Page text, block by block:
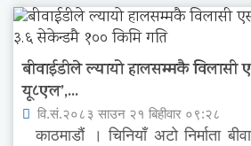
बीवाईडीले ल्यायो हालसम्मकै विलासी
यू८एल’,...
वि.सं.२०८३ साउन २१ बिहीवार ०९:२८
काठमाडौं । चिनियाँ अटो निर्माता